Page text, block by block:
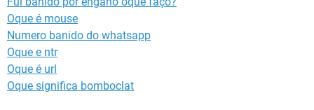
GUIA DE COMPRAS
Oque é mouse
Numero banido do whatsapp
Oque e ntr
Oque é url
Oque significa bomboclat